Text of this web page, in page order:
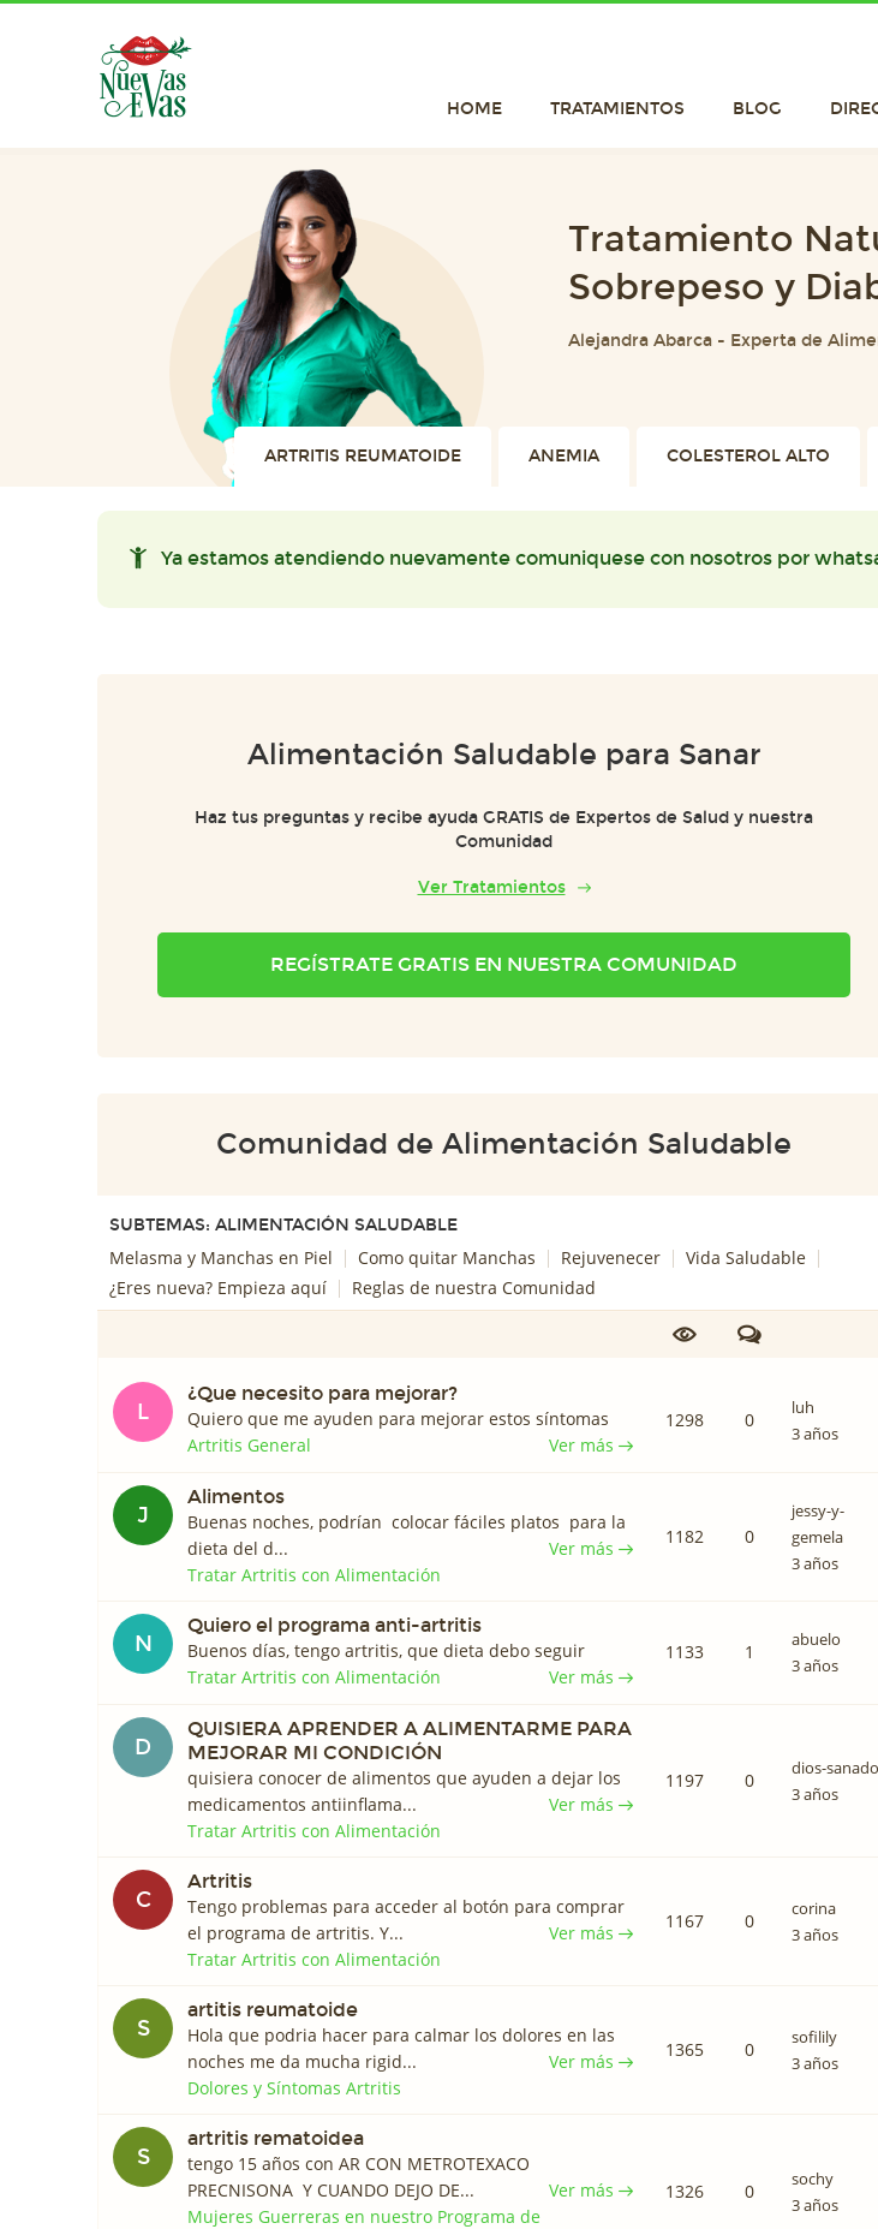
HOME TRATAMIENTOS BLOG
Tratamiento
Sobrepeso y
Alejandra Abarca - Experta de
ARTRITIS REUMATOIDE ANEMIA COLESTEROL ALTO
Ya estamos atendiendo nuevamente comuniquese con nosotros por
Alimentación Saludable para Sanar
Haz tus preguntas y recibe ayuda GRATIS de Expertos de Salud y nuestra
Comunidad
Ver Tratamientos
REGÍSTRATE GRATIS EN NUESTRA COMUNIDAD
Comunidad de Alimentación Saludable
SUBTEMAS: ALIMENTACIÓN SALUDABLE
Melasma y Manchas en Piel Como quitar Manchas Rejuvenecer
Vida Saludable
¿Eres nueva? Empieza aquí
Reglas de nuestra Comunidad
L
¿Que necesito para mejorar?
Quiero que me ayuden para mejorar estos síntomas
Ver más
Artritis General
1298 0
luh
3 años
J
Alimentos
Buenas noches, podrían colocar fáciles platos para la
dieta del d...
Ver más
Tratar Artritis con Alimentación
1182 0
jessy-y-
gemela
3 años
N
Quiero el programa anti-artritis
Buenos días, tengo artritis, que dieta debo seguir
Ver más
Tratar Artritis con Alimentación
1133 1
abuelo
3 años
D
QUISIERA APRENDER A ALIMENTARME PARA
MEJORAR MI CONDICIÓN
quisiera conocer de alimentos que ayuden a dejar los
medicamentos antiinflama...
Ver más
Tratar Artritis con Alimentación
1197 0
dios-
3 años
C
Artritis
Tengo problemas para acceder al botón para comprar
el programa de artritis. Y...
Ver más
Tratar Artritis con Alimentación
1167 0
corina
3 años
S
artitis reumatoide
Hola que podria hacer para calmar los dolores en las
noches me da mucha rigid...
Ver más
Dolores y Síntomas Artritis
1365 0
sofilily
3 años
S
artritis rematoidea
tengo 15 años con AR CON METROTEXACO
PRECNISONA Y CUANDO DEJO DE...
Ver más
Mujeres Guerreras en nuestro Programa de
1326 0
sochy
3 años